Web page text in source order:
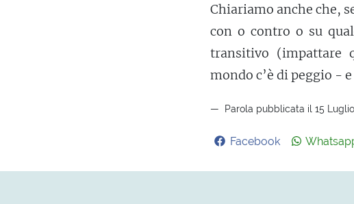
Chiariamo anche che,
con o contro o su
transitivo (impattare
mondo c’è di peggio -
Parola pubblicata il 15
Facebook